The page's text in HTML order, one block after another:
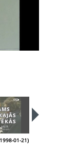
01-21)